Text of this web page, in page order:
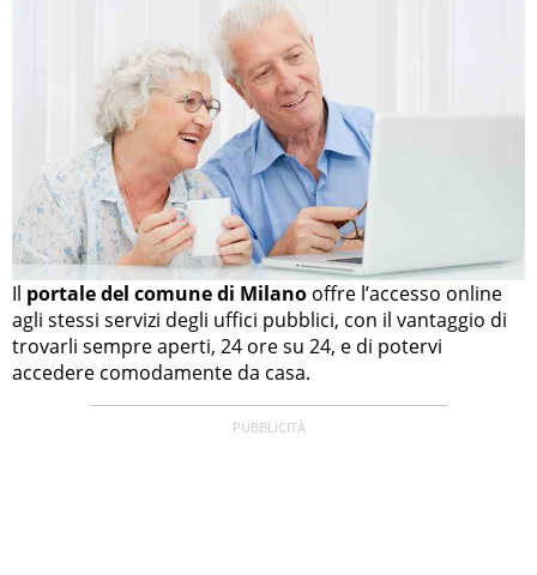
Il portale del comune di Milano offre l’accesso online
agli stessi servizi degli uffici pubblici, con il vantaggio di
trovarli sempre aperti, 24 ore su 24, e di potervi
accedere comodamente da casa.